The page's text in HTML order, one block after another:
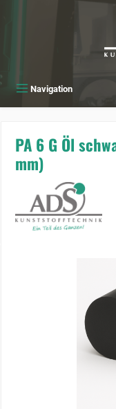
Navigation
PA 6 G Öl
mm)